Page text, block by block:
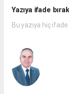
Yazıya ifade
Bu yazıya hiç